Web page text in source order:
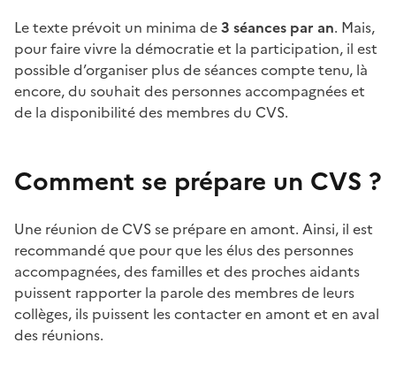
Le texte prévoit un minima de3 séances par an. Mais,
pour faire vivre la démocratie et la participation, il est
possible d’organiser plus de séances compte tenu, là
encore, du souhait des personnes accompagnées et
de la disponibilité des membres du CVS.
Comment se prépare un CVS ?
Une réunion de CVS se prépare en amont. Ainsi, il est
recommandé que pour que les élus des personnes
accompagnées, des familles et des proches aidants
puissent rapporter la parole des membres de leurs
collèges, ils puissent les contacter en amont et en aval
des réunions.